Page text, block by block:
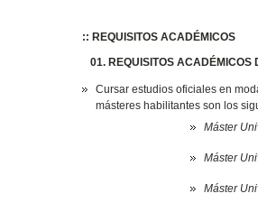
:: REQUISITOS ACADÉMICOS
01. REQUISITOS ACADÉMICOS
Cursar estudios oficiales en
másteres habilitantes son los
Máster
Máster
Máster